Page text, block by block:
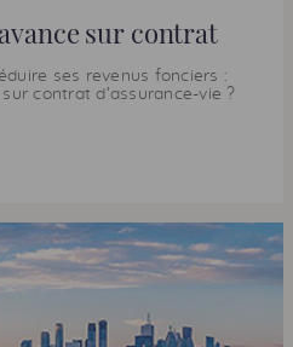
sur contrat
ses revenus fonciers :
contrat d’assurance-vie ?